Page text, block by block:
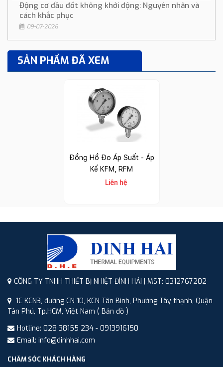
Động cơ đầu đốt không khởi động: Nguyên nhân và
cách khắc phục
09-07-2026
SẢN PHẨM ĐÃ XEM
Đồng Hồ Đo Áp Suất - Áp
Kế KFM, RFM
Liên hệ
CÔNG TY TNHH THIẾT BỊ NHIỆT ĐÌNH HẢI | MST: 0312767202
1C KCN3, đường CN 10, KCN Tân Bình, Phường Tây thạnh, Quận
Tân Phú, Tp.HCM, Việt Nam ( Bản đồ )
Hotline: 028 38155 234 - 0913916150
Email: info@dinhhai.com
CHĂM SÓC KHÁCH HÀNG